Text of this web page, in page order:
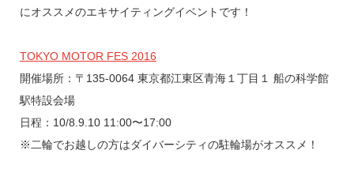
にオススメのエキサイティングイベントです！
TOKYO MOTOR FES 2016
開催場所：〒135-0064 東京都江東区青海１丁目１ 船の科学館
駅特設会場
日程：10/8.9.10 11:00〜17:00
※二輪でお越しの方はダイバーシティの駐輪場がオススメ！